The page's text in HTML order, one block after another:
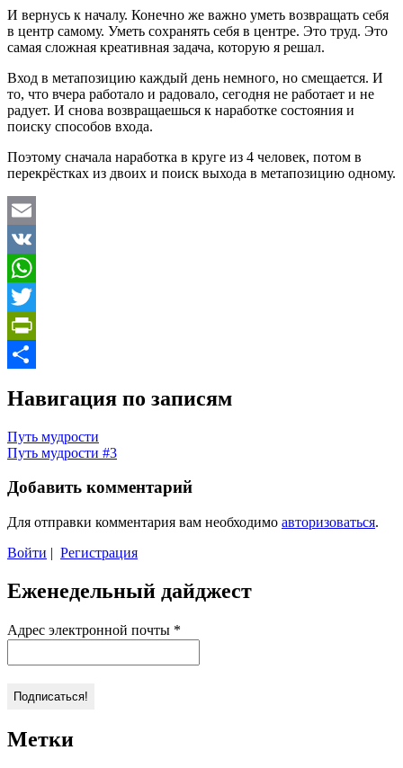
И вернусь к началу. Конечно же важно уметь возвращать себя
в центр самому. Уметь сохранять себя в центре. Это труд. Это
самая сложная креативная задача, которую я решал.
Вход в метапозицию каждый день немного, но смещается. И
то, что вчера работало и радовало, сегодня не работает и не
радует. И снова возвращаешься к наработке состояния и
поиску способов входа.
Поэтому сначала наработка в круге из 4 человек, потом в
перекрёстках из двоих и поиск выхода в метапозицию одному.
Email
VK
WhatsApp
Twitter
PrintFriendly
Навигация по записям
Путь мудрости
Путь мудрости #3
Добавить комментарий
Для отправки комментария вам необходимо авторизоваться.
Войти | Регистрация
Еженедельный дайджест
Адрес электронной почты *
Метки